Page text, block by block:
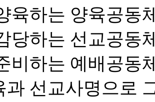
육하는 양육공동
당하는 선교공동
비하는 예배공동
과 선교사명으로